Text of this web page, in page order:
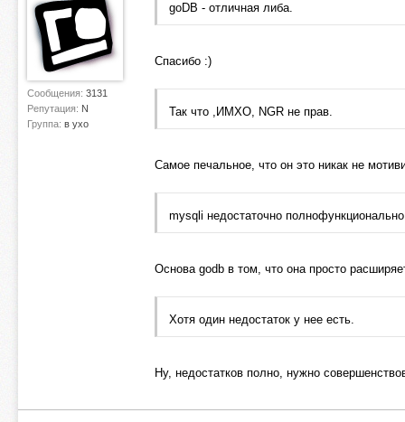
Сообщения: 3131
Репутация: N
Группа: в ухо
goDB - отличная либа.
Спасибо :)
Так что ,ИМХО, NGR не прав.
Самое печальное, что он это никак не
mysqli недостаточно
Основа godb в том, что она просто
Хотя один недостаток у нее есть.
Ну, недостатков полно, нужно